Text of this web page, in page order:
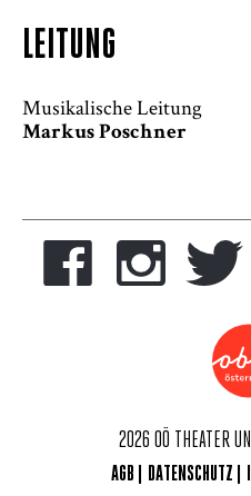
LEITUNG
Musikalische Leitung
Markus Poschner
2026 OÖ THEATER
AGB DATENSCHUTZ